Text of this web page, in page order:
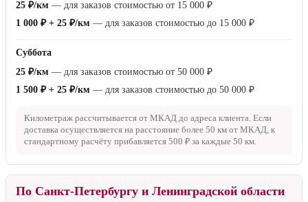
Доставка ко времени
18:00, 18:00–21:00
По Московской области
Будние дни
25 ₽/км — для заказов стоимостью от
1 000 ₽ + 25 ₽/км— для заказов стоимостью до15 000 ₽
Суббота